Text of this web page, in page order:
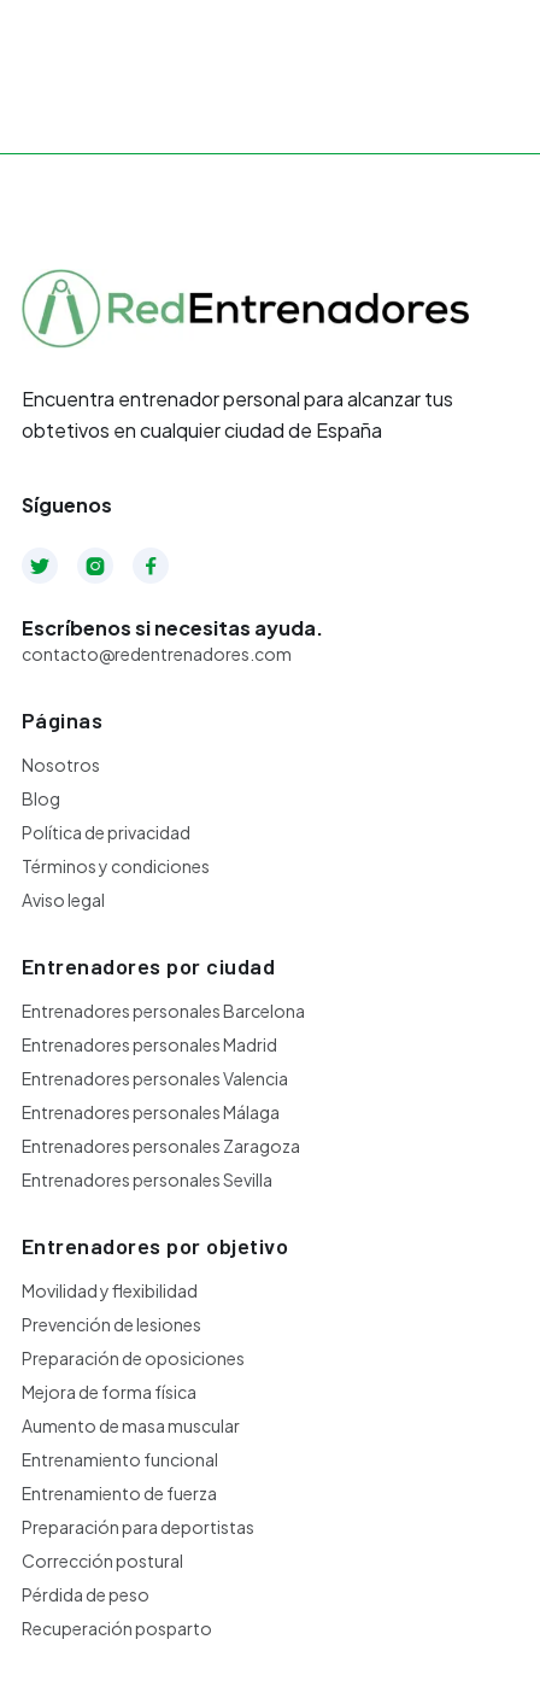
Encuentra entrenador personal para alcanzar tus
obtetivos en cualquier ciudad de España
Síguenos
  
Escríbenos si necesitas ayuda.
contacto@redentrenadores.com
Páginas
Nosotros
Blog
Política de privacidad
Términos y condiciones
Aviso legal
Entrenadores por ciudad
Entrenadores personales Barcelona
Entrenadores personales Madrid
Entrenadores personales Valencia
Entrenadores personales Málaga
Entrenadores personales Zaragoza
Entrenadores personales Sevilla
Entrenadores por objetivo
Movilidad y flexibilidad
Prevención de lesiones
Preparación de oposiciones
Mejora de forma física
Aumento de masa muscular
Entrenamiento funcional
Entrenamiento de fuerza
Preparación para deportistas
Corrección postural
Pérdida de peso
Recuperación posparto